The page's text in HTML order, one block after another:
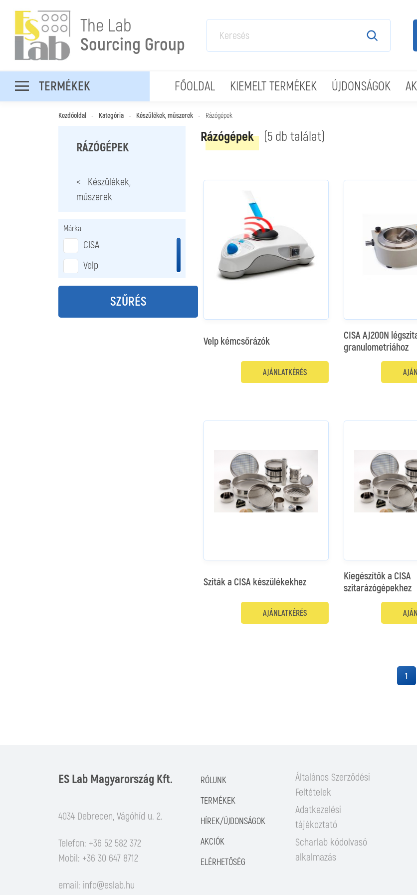
The Lab
Sourcing Group
TERMÉKEK FŐOLDAL KIEMELT TERMÉKEK ÚJDONSÁGOK
Kezdőoldal - Kategória - Készülékek, műszerek - Rázógépek
RÁZÓGÉPEK
< Készülékek,
műszerek
Márka
CISA
Velp
SZŰRÉS
Rázógépek (5 db találat)
Velp kémcsőrázók
AJÁNLATKÉRÉS
CISA AJ200N
granulometriához
Sziták a CISA készülékekhez
AJÁNLATKÉRÉS
Kiegészítők a CISA
szitarázógépekhez
1
ES Lab Magyarország Kft.
4034 Debrecen, Vágóhíd u. 2.
Telefon: +36 52 582 372
Mobil: +36 30 647 8712
email: info@eslab.hu
RÓLUNK
TERMÉKEK
HÍREK/ÚJDONSÁGOK
AKCIÓK
ELÉRHETŐSÉG
Általános Szerződési
Feltételek
Adatkezelési
tájékoztató
Scharlab kódolvasó
alkalmazás